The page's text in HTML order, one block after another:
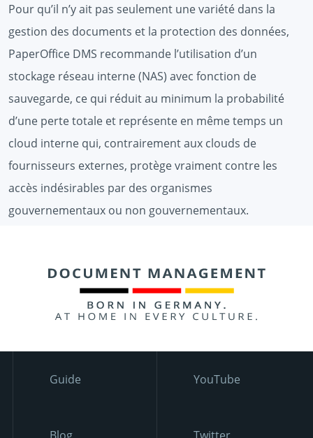
Pour qu’il n’y ait pas seulement une variété dans la
gestion des documents et la protection des données,
PaperOffice DMS recommande l’utilisation d’un
stockage réseau interne (NAS) avec fonction de
sauvegarde, ce qui réduit au minimum la probabilité
d’une perte totale et représente en même temps un
cloud interne qui, contrairement aux clouds de
fournisseurs externes, protège vraiment contre les
accès indésirables par des organismes
gouvernementaux ou non gouvernementaux.
Guide YouTube